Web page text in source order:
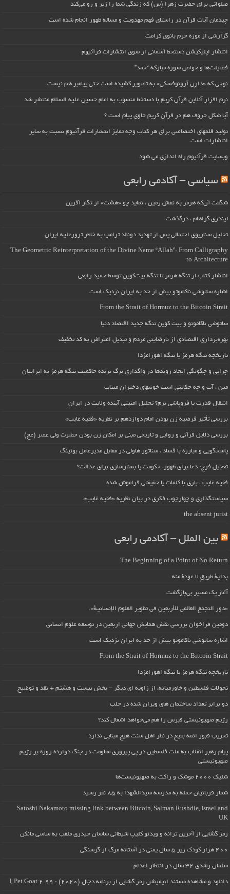
صلواتی برای حضرت زهرا (س) که زندگی شما را زیر و رو می‌کند
چیدمان آیات قرآن در راستای فهم مهدویت و مساله ظهور انجام شده است
گزارشی از موزه حرم بانوی کرامت
انتشار اپلیکیشن دستخط آسمانی از سوی انتشارات قرآنیوم
فضیلت‌ها و خواص سوره مبارکه “حمد”
نوحی که «دارِن آرونوفسکی» به تصویر کشیده است حتی پیامبر هم نیست
نرم افزار آنلاین قرآن کریم با دستخط منسوب به امام حسین علیه السلام منتشر شد
آیا شکل حروف هم در قرآن کریم حاوی پیام است ؟
تولید قلمهای اختصاصی برای هر کتاب وجه تمایز انتشارات قرآنیوم نسبت به سایر
انتشارات است
وبسایت قرآنیوم راه اندازی می شود
سیاسی – آکادمی رابعی
شگفت آن‌که هرمز به نقش زمین ، نماید چو «هشت» از نگار آفرین
لیندزی گراهام ، درگذشت
تحلیل سناریوی احتمالی پس از تهدید دونالد ترامپ به خاطر ترورعلیه ایران
The Geometric Reinterpretation of the Divine Name “Allah”: From Calligraphy
to Architecture
انتشار کتاب از تنگه هرمز تا تنگه بیت‌کوین توسط حمید رابعی
اشاره ساتوشی ناکاموتو بیش از حد به ایران نزدیک است
From the Strait of Hormuz to the Bitcoin Strait
ساتوشی ناکاموتو و بیت کوین تنگه جدید اقتصاد دنیا
بهره‌برداری اقتصادی از نارضایتی مردم و تبدیل اعتراض به کد تخفیف
تاریخچه تنگه هرمز یا تنگه اهورامزدا
چرایی و چگونگی ایجاد روندها در واگذاری برگ برنده حاکمیت تنگه هرمز به ایرانیان
مین ، آب و چه حکایتی است خونبهای دختران میناب
انتقال قدرت یا فروپاشی نرم؟ تحلیل امنیتی آینده ولایت در ایران
بررسی تأثیر فرضیه زن بودن امام دوازدهم بر نظریه «فقیه غایب»
بررسی دلایل قرآنی و روایی و تاریخی مبنی بر امکان زن بودن حضرت ولی عصر (عج)
پاسخگویی و مبارزه با فساد ، سناتور هاولی در مقابل مدیرعامل بوئینگ
تعجیل فرج: دعا برای ظهور، حکومت یا بسترسازی برای عدالت؟
فقیه غایب ، بازی با کلمات یا حقیقتی فراموش شده
سیاستگذاری و چهارچوب فکری در بیان نظریه «فقیه غایب»
the absent jurist
بین الملل – آکادمی رابعی
The Beginning of a Point of No Return
بداية طريقٍ لا عودة منه
آغاز یک مسیر بی‌بازگشت
«دور التجمع العالمي للأربعين في تطوير العلوم الإنسانية».
دومین فراخوان بررسی نقش همایش جهانی اربعین در توسعه علوم انسانی
اشاره ساتوشی ناکاموتو بیش از حد به ایران نزدیک است
From the Strait of Hormuz to the Bitcoin Strait
تاریخچه تنگه هرمز یا تنگه اهورامزدا
تحولات فلسطین و خاورمیانه، از زاویه ای دیگر – بخش بیست و هشتم + نقد و توضیح
دو برابر تعداد ساختمان های ویران شده در حلب
رژیم صهیونیستی قبرس را هم می‌خواهد اشغال کند؟
تخریب قبور ائمه بقیع در نظر اهل سنت هیچ مبنایی ندارد
پیام رهبر انقلاب به ملت فلسطین در پی پیروزی مقاومت در جنگ دوازده روزه بر رژیم
صهیونیستی
شلیک ۲۰۰۰ موشک و راکت به صهیونیست‌ها
شمار قربانیان حمله به مدرسه سیدالشهدا به ۸۵ نفر رسید
Satoshi Nakamoto missing link between Bitcoin, Salman Rushdie, Israel and
UK
رمز گشایی از آخرین ترانه و ویدئو کلیپ شیطانی ساسان حیدری ملقب به ساسی مانکن
۴۰۰ هزار کودک زیر ۵ سال یمنی در آستانه مرگ از گرسنگی
سلمان رشدی ۳۲ سال در انتظار اعدام
دانلود و مشاهده مستند انیمیشن رمز گشایی از برنامه دجال (۲۰۲۰) : I, Pet Goat 2.99